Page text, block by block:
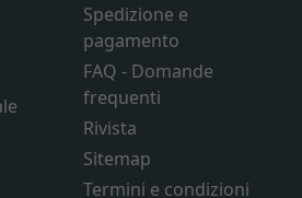
Spedizione e
pagamento
FAQ - Domande
frequenti
Rivista
Sitemap
Termini e condizioni